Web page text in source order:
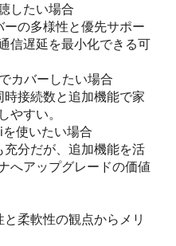
したい場合
の多様性と優先サポー
信遅延を最小化できる可
カバーしたい場合
接続数と追加機能で家
やすい。
使いたい場合
分だが、追加機能を活
へアップグレードの価値
柔軟性の観点からメリ